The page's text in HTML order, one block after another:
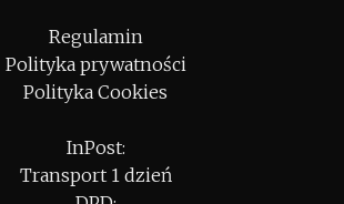
Regulamin
Polityka prywatności
Polityka Cookies
InPost:
Transport 1 dzień